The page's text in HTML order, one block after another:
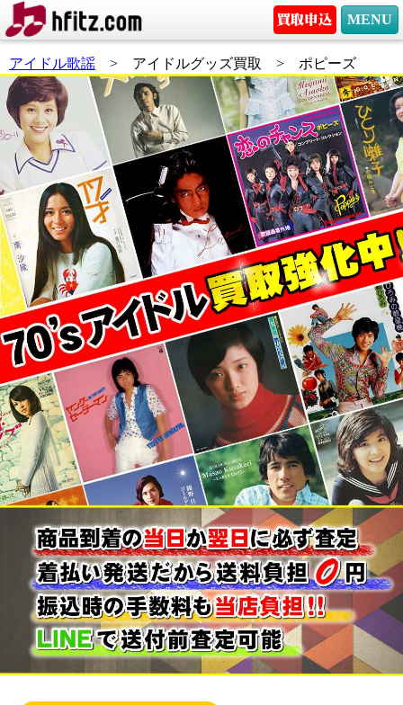
MENU
アイドル歌謡 > アイドルグッズ買取 > ポピーズ